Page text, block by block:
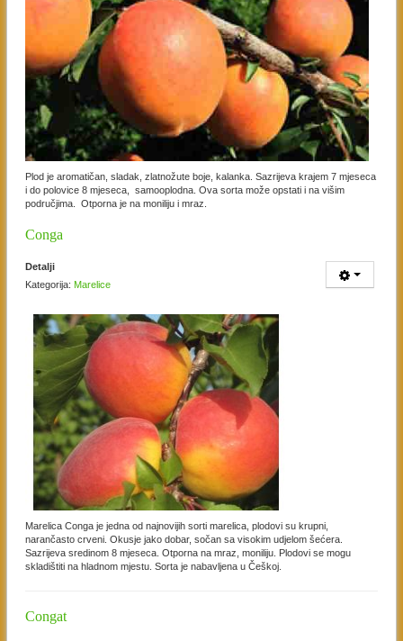
Plod je aromatičan, sladak, zlatnožute boje, kalanka. Sazrijeva krajem 7 mjeseca
i do polovice 8 mjeseca, samooplodna. Ova sorta može opstati i na višim
područjima. Otporna je na moniliju i mraz.
Conga
Detalji
Kategorija: Marelice
Marelica Conga je jedna od najnovijih sorti marelica, plodovi su krupni,
narančasto crveni. Okusje jako dobar, sočan sa visokim udjelom šećera.
Sazrijeva sredinom 8 mjeseca. Otporna na mraz, moniliju. Plodovi se mogu
skladištiti na hladnom mjestu. Sorta je nabavljena u Češkoj.
Congat